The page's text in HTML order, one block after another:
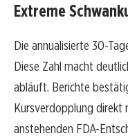
Extreme
Die annualisierte 30-
Diese Zahl macht
abläuft. Berichte
Kursverdopplung direkt
anstehenden FDA-